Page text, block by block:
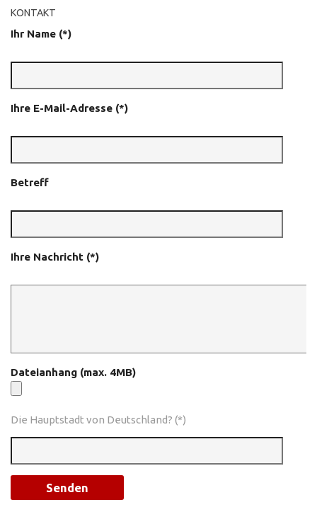
KONTAKT
Ihr Name (*)
Ihre E-Mail-Adresse (*)
Betreff
Ihre Nachricht (*)
Dateianhang (max. 4MB)
Die Hauptstadt von Deutschland? (*)